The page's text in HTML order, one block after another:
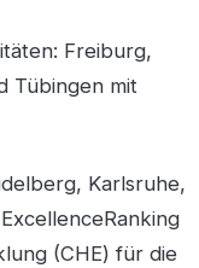
Freiburg,
Tübingen mit
Karlsruhe,
(CHE) für die